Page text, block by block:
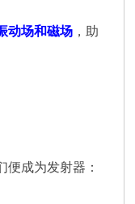
动场和磁场 ，助
成为发射器：